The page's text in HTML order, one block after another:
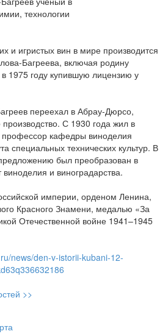
и игристых вин в мире производится
Багреева, включая родину
1975 году купившую лицензию у
переехал в Абрау-Дюрсо,
С 1930 года жил в
кафедры виноделия
специальных технических культур. В
был преобразован в
виноделия и виноградарства.
империи, орденом Ленина,
Красного Знамени, медалью «За
Отечественной войне 1941–1945
news/den-v-istorii-kubani-12-
>>